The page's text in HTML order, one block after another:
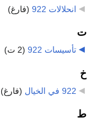
انحلالات 922 (فارغ)
ت
تأسيسات 922 (2 ت)
خ
922 في الخيال (فارغ)
ط